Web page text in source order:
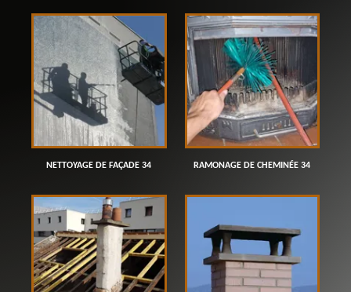
NETTOYAGE DE FAÇADE 34 RAMONAGE DE CHEMINÉE 34